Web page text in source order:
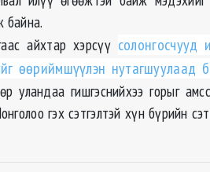
байна.
айхтар хэрсүү
өөриймшүүлэн нутагшуулаад
уландаа гишгэснийхээ горыг
гэх сэтгэлтэй хүн бүрийн